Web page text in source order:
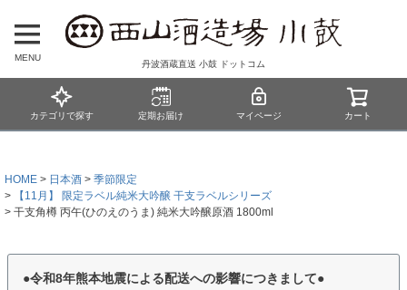
MENU
丹波酒蔵直送 小鼓 ドットコム
カテゴリで探す 定期お届け マイページ カート
HOME 日本酒
季節限定
【11月】 限定ラベル純米大吟醸 干支ラベルシリーズ
干支角樽 丙午(ひのえのうま) 純米大吟醸原酒 1800ml
●令和8年熊本地震による配送への影響につきまして●